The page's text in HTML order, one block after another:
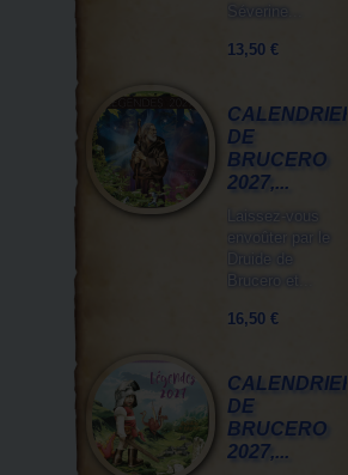
Séverine...
13,50 €
CALENDRIER
DE
BRUCERO
2027,...
Laissez-vous
envoûter par le
Druide de
Brucero et...
16,50 €
CALENDRIER
DE
BRUCERO
2027,...